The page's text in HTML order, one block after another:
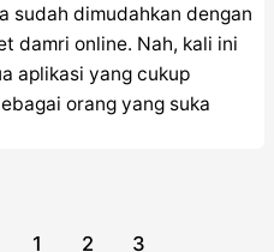
sudah dimudahkan dengan
damri online. Nah, kali ini
aplikasi yang cukup
orang yang suka
1 2 3